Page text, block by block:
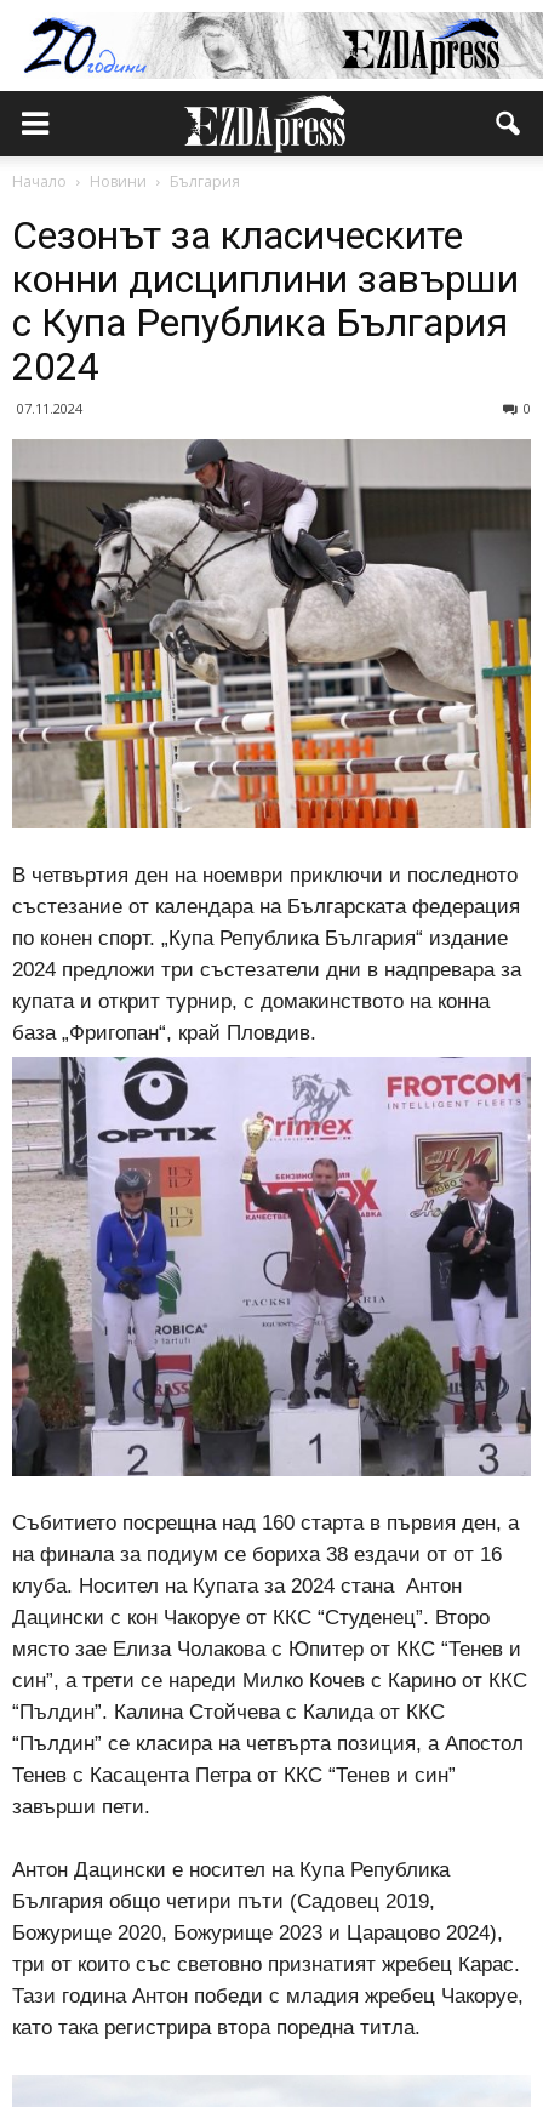
Начало Новини България
Сезонът за класическите
конни дисциплини завърши
с Купа Република България
2024
07.11.2024 0
В четвъртия ден на ноември приключи и последното
състезание от календара на Българската федерация
по конен спорт. „Купа Република България“ издание
2024 предложи три състезатели дни в надпревара за
купата и открит турнир, с домакинството на конна
база „Фригопан“, край Пловдив.
Събитието посрещна над 160 старта в първия ден, а
на финала за подиум се бориха 38 ездачи от от 16
клуба. Носител на Купата за 2024 стана Антон
Дацински с кон Чакоруе от ККС “Студенец”. Второ
място зае Елиза Чолакова с Юпитер от ККС “Тенев и
син”, а трети се нареди Милко Кочев с Карино от ККС
“Пълдин”. Калина Стойчева с Калида от ККС
“Пълдин” се класира на четвърта позиция, а Апостол
Тенев с Касацента Петра от ККС “Тенев и син”
завърши пети.
Антон Дaцински е носител на Купа Република
България общо четири пъти (Садовец 2019,
Божурище 2020, Божурище 2023 и Царацово 2024),
три от които със световно признатият жребец Карас.
Тази година Антон победи с младия жребец Чакоруе,
като така регистрира втора поредна титла.